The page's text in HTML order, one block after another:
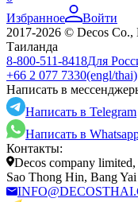
Избранное
Войти
2017-2026 © Decos
Таиланда
8-800-511-8418Для
+66 2 077 7330(engl/thai)
Написать в
Написать в Telegram
Написать в
Контакты:
Decos company
Sao Thong Hin, Bang